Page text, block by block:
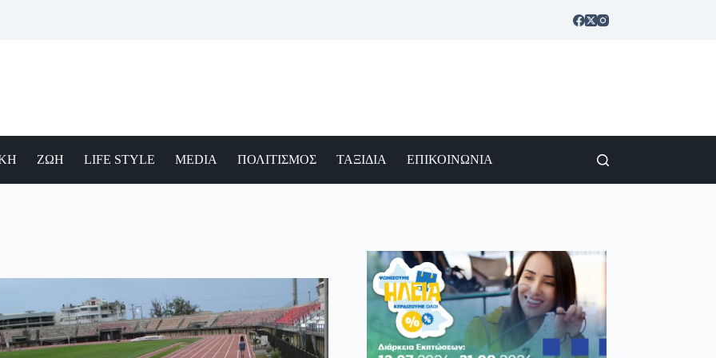
ΖΩΗ LIFE STYLE MEDIA ΠΟΛΙΤΙΣΜΟΣ ΤΑΞΙΔΙΑ ΕΠΙΚΟΙΝΩΝΙΑ